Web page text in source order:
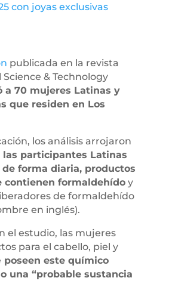
con joyas exclusivas
publicada en la revista
& Technology
a 70 mujeres Latinas y
que residen en Los
los análisis arrojaron
las participantes Latinas
forma diaria, productos
contienen formaldehídoy
de formaldehído
en inglés).
el estudio, las mujeres
para el cabello, piel y
poseen este químico
una “probable sustancia